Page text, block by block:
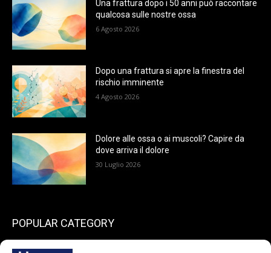
Una frattura dopo i 50 anni può raccontare
qualcosa sulle nostre ossa
6 Agosto 2026
Dopo una frattura si apre la finestra del
rischio imminente
4 Agosto 2026
Dolore alle ossa o ai muscoli? Capire da
dove arriva il dolore
30 Luglio 2026
POPULAR CATEGORY